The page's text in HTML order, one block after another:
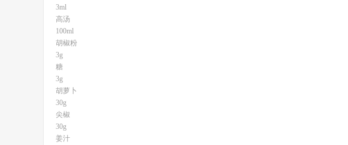
3ml
高汤
100ml
胡椒粉
3g
糖
3g
胡萝卜
30g
尖椒
30g
姜汁